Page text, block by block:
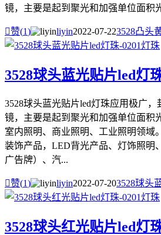
镜，主要是起到聚光和加强单位面积
赞(1) liyin2022-07-223528凸头
3528球头蓝光贴片led灯
3528球头蓝光贴片led灯珠应用极广，
镜，主要是起到聚光和加强单位面积
室内照明、商业照明、工业照明领域
装饰产品，LED背光产品、灯饰照明
广告牌）、汽...
赞(1) liyin2022-07-203528球头
3528球头红光贴片led灯